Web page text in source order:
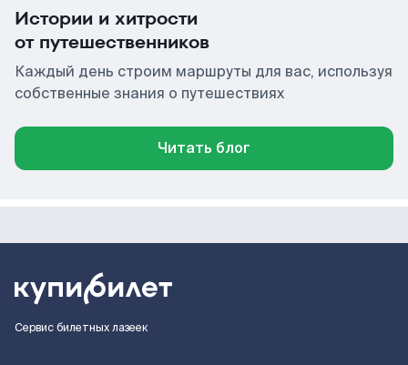
Истории и хитрости
от путешественников
Каждый день строим маршруты для вас, используя
собственные знания о путешествиях
Читать блог
Сервис билетных лазеек